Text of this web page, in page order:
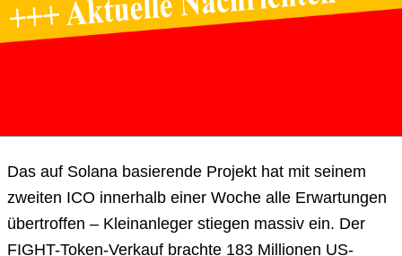
Das auf Solana basierende Projekt hat mit seinem
zweiten ICO innerhalb einer Woche alle Erwartungen
übertroffen – Kleinanleger stiegen massiv ein. Der
FIGHT-Token-Verkauf brachte 183 Millionen US-